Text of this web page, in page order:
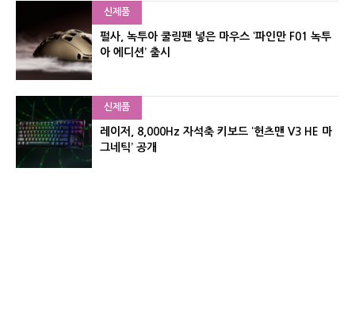
신제품
펄사, 녹투아 쿨링팬 넣은 마우스 ‘파인만 F01 녹투
아 에디션’ 출시
신제품
레이저, 8,000Hz 자석축 키보드 ‘헌츠맨 V3 HE 마
그네틱’ 공개